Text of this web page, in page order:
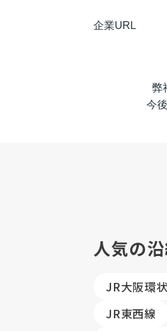
企業URL
弊
今
人気の
JR大阪環
JR東西線